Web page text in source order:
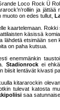
Loco Rock Ü
ja
muoto on edes tullut,
kaartelemaan.
käsissä
lähdetä etsimään
on paha kutsua.
enemmänkin
Stadionrock ei
biisit lentävät kivasti
kitararockin
tulevat katosta
saa